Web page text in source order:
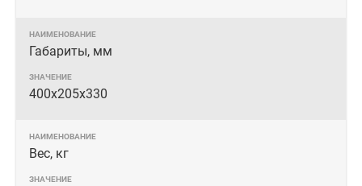
Габариты, мм
400х205х330
Вес, кг